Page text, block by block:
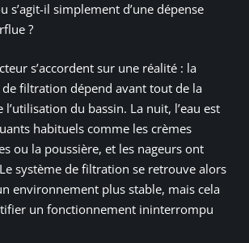
s’agit-il simplement d’une dépense
?
s’accordent sur une réalité : la
filtration dépend avant tout de la
du bassin. La nuit, l’eau est
habituels comme les crèmes
ou la poussière, et les nageurs ont
système de filtration se retrouve alors
environnement plus stable, mais cela
un fonctionnement ininterrompu